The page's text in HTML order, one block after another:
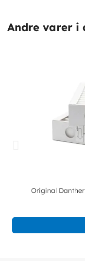
Andre varer i
Original